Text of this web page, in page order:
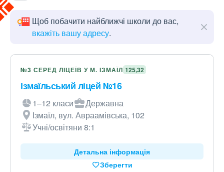
Щоб побачити найближчі школи до вас,
вкажіть вашу адресу.
№3 СЕРЕД ЛІЦЕЇВ У М. ІЗМАЇЛ 125,32
Ізмаїльський ліцей №16
1–12 класи
Державна
Ізмаїл, вул. Авраамівська, 102
Учні/освітяни 8:1
Детальна інформація
Зберегти